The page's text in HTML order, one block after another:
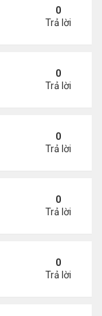
Âu tới Washington
0
Trả lời
Ukraine khi
0
Trả lời
Alaska vào tuần
0
Trả lời
vào tuần tới
0
Trả lời
ông Trump với
0
Trả lời